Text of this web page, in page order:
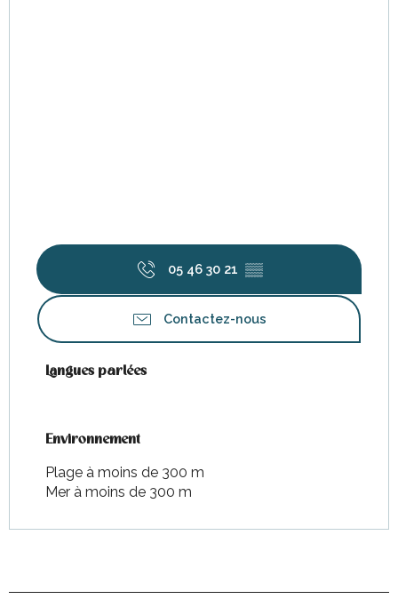
05 46 30 21 ▒▒
Contactez-nous
Langues parlées
Langues parlées
Environnement
Environnement
Plage à moins de 300 m
Mer à moins de 300 m